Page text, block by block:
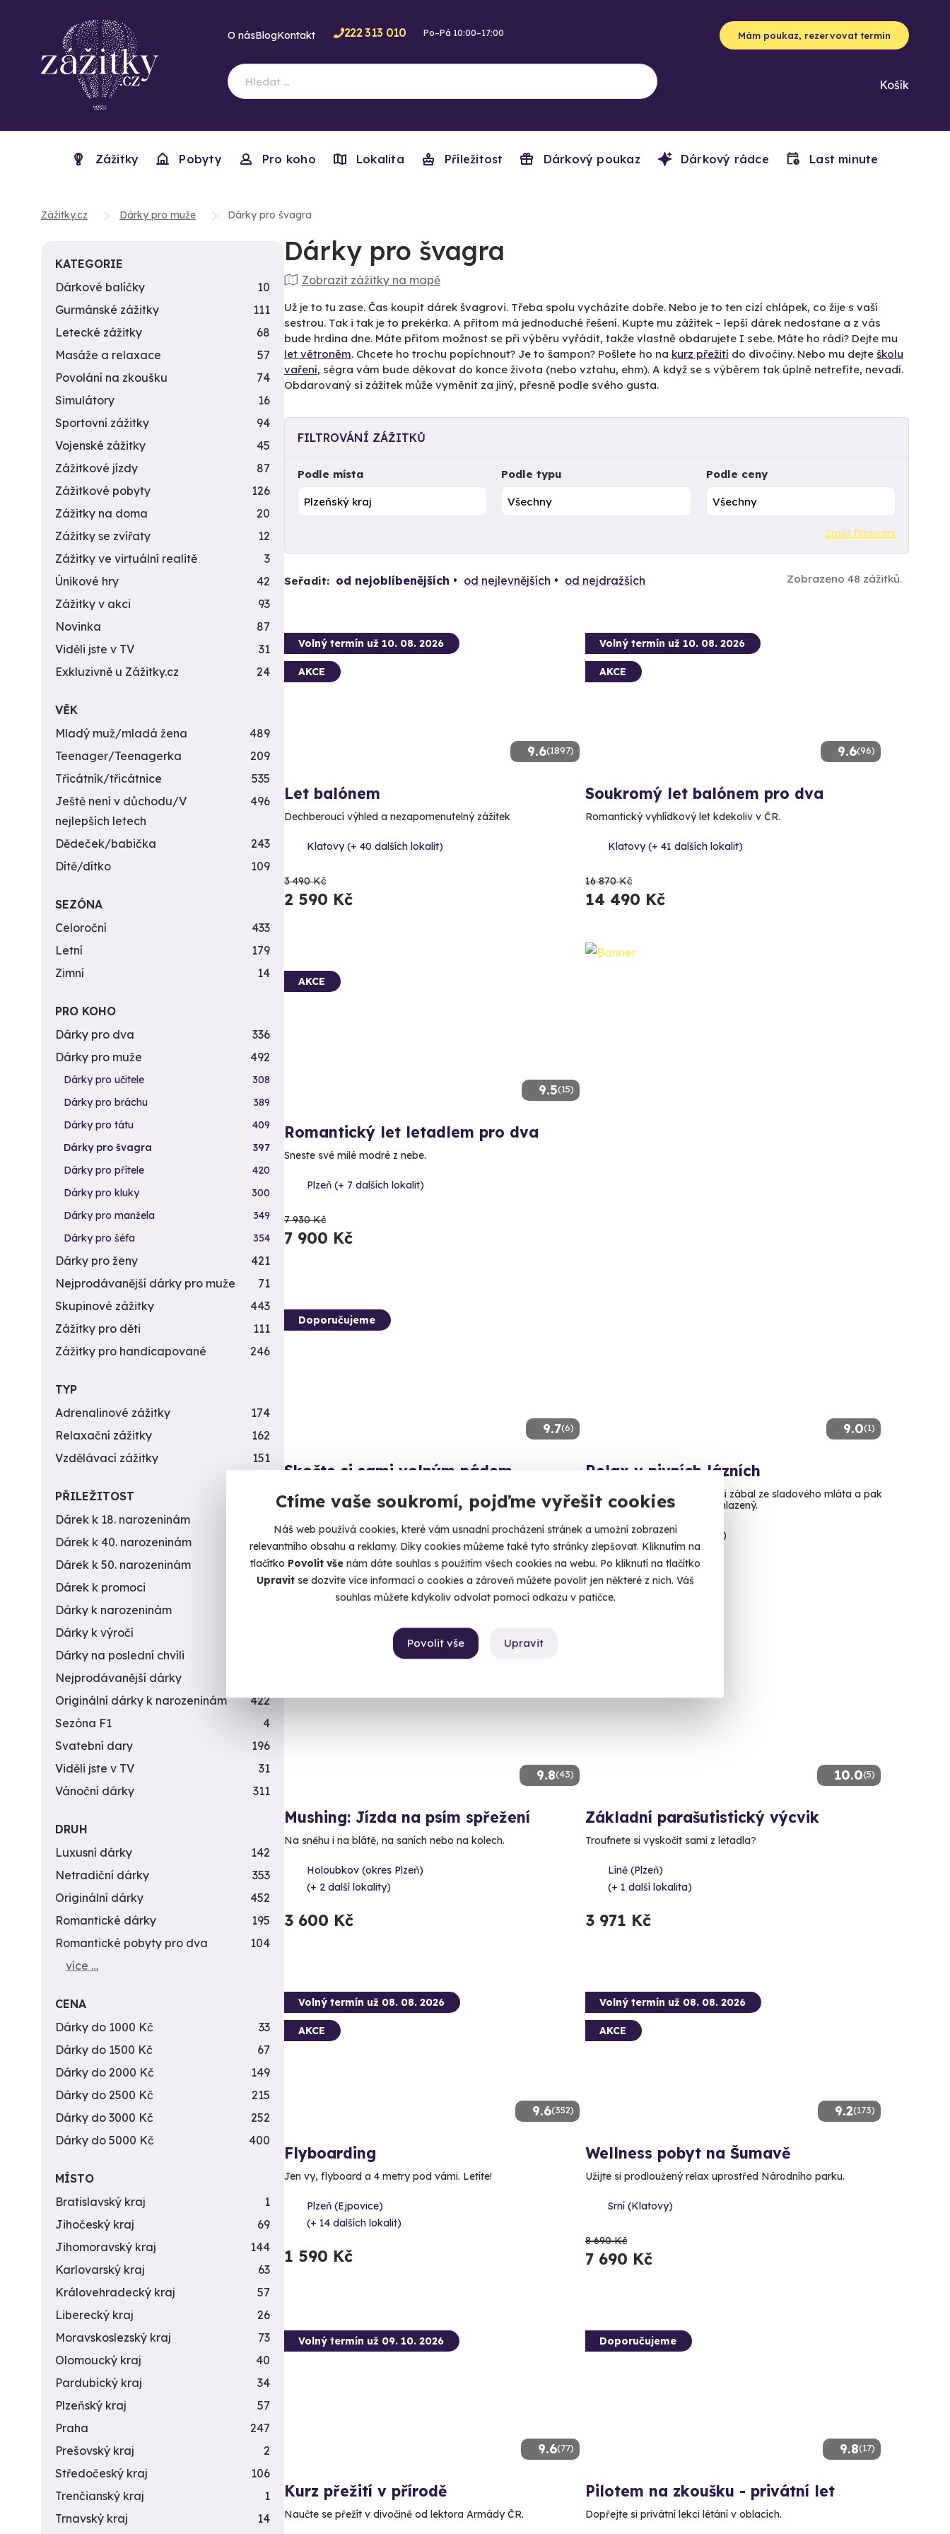
Ctíme vaše soukromí, pojďme vyřešit cookies
Náš web používá cookies, které vám usnadní procházení stránek a umožní zobrazení
relevantního obsahu a reklamy. Díky cookies můžeme také tyto stránky zlepšovat. Kliknutím na
tlačítko Povolit vše nám dáte souhlas s použitím všech cookies na webu. Po kliknutí na tlačítko
Upravitse dozvíte více informací o cookies a zároveň můžete povolit jen některé z nich. Váš
souhlas můžete kdykoliv odvolat pomocí odkazu v patičce.
Upravit
Povolit vše
O násBlogKontakt 222 313 010 Po–Pá 10:00–17:00 Mám poukaz, rezervovat termín
Košík
Zážitky Pobyty Pro koho Lokalita Příležitost Dárkový poukaz Dárkový rádce Last minute
Zážitky.cz Dárky pro muže Dárky pro švagra
Dárky pro švagra
Zobrazit zážitky na mapě
Už je to tu zase. Čas koupit dárek švagrovi. Třeba spolu vycházíte dobře. Nebo je to ten cizí chlápek, co žije s vaší
sestrou. Tak i tak je to prekérka. A přitom má jednoduché řešení. Kupte mu zážitek – lepší dárek nedostane a z vás
bude hrdina dne. Máte přitom možnost se při výběru vyřádit, takže vlastně obdarujete I sebe. Máte ho rádi? Dejte mu
let větroněm. Chcete ho trochu popíchnout? Je to šampon? Pošlete ho na kurz přežití do divočiny. Nebo mu dejte školu
vaření, ségra vám bude děkovat do konce života (nebo vztahu, ehm). A když se s výběrem tak úplně netrefíte, nevadí.
Obdarovaný si zážitek může vyměnit za jiný, přesně podle svého gusta.
FILTROVÁNÍ ZÁŽITKŮ
Podle místa Podle typu Podle ceny
Zrušit filtrování
Seřadit: od nejoblíbenějších od nejlevnějších od nejdražších Zobrazeno 48 zážitků.
9.6(1897)
Volný termín už 10. 08. 2026
AKCE
Let balónem
Dechberoucí výhled a nezapomenutelný zážitek
Klatovy (+ 40 dalších lokalit)
3 490 Kč
2 590 Kč
9.6(96)
Volný termín už 10. 08. 2026
AKCE
Soukromý let balónem pro dva
Romantický vyhlídkový let kdekoliv v ČR.
Klatovy (+ 41 dalších lokalit)
16 870 Kč
14 490 Kč
9.5(15)
AKCE
Romantický let letadlem pro dva
Sneste své milé modré z nebe.
Plzeň (+ 7 dalších lokalit)
7 930 Kč
7 900 Kč
9.7(6)
Doporučujeme
Skočte si sami volným pádem
Vyskočte sami ze 4000 metrů a užijte si volný pád a let na
padáku.
Líně (Plzeň)
(+ 3 další lokality)
8 990 Kč
9.0(1)
Relax v pivních lázních
Relaxujte v pivní lázni, dejte si zábal ze sladového mláta a pak
si zajděte ještě na jedno vychlazený.
Chodová Planá (Tachov)
2 390 Kč
9.8(43)
Mushing: Jízda na psím spřežení
Na sněhu i na blátě, na saních nebo na kolech.
Holoubkov (okres Plzeň)
(+ 2 další lokality)
3 600 Kč
10.0(5)
Základní parašutistický výcvik
Troufnete si vyskočit sami z letadla?
Líně (Plzeň)
(+ 1 další lokalita)
3 971 Kč
9.6(352)
Volný termín už 08. 08. 2026
AKCE
Flyboarding
Jen vy, flyboard a 4 metry pod vámi. Letíte!
Plzeň (Ejpovice)
(+ 14 dalších lokalit)
1 590 Kč
9.2(173)
Volný termín už 08. 08. 2026
AKCE
Wellness pobyt na Šumavě
Užijte si prodloužený relax uprostřed Národního parku.
Srní (Klatovy)
8 690 Kč
7 690 Kč
9.6(77)
Volný termín už 09. 10. 2026
Kurz přežití v přírodě
Naučte se přežít v divočině od lektora Armády ČR.
9.8(17)
Doporučujeme
Pilotem na zkoušku - privátní let
Dopřejte si privátní lekci létání v oblacích.
KATEGORIE
Dárkové balíčky
10
Gurmánské zážitky
111
Letecké zážitky
68
Masáže a relaxace
57
Povolání na zkoušku
74
Simulátory
16
Sportovní zážitky
94
Vojenské zážitky
45
Zážitkové jízdy
87
Zážitkové pobyty
126
Zážitky na doma
20
Zážitky se zvířaty
12
Zážitky ve virtuální realitě
3
Únikové hry
42
Zážitky v akci
93
Novinka
87
Viděli jste v TV
31
Exkluzivně u Zážitky.cz
24
VĚK
Mladý muž/mladá žena
489
Teenager/Teenagerka
209
Třicátník/třicátnice
535
Ještě není v důchodu/V
nejlepších letech
496
Dědeček/babička
243
Dítě/dítko
109
SEZÓNA
Celoroční
433
Letní
179
Zimní
14
PRO KOHO
Dárky pro dva
336
Dárky pro muže
492
Dárky pro učitele
308
Dárky pro bráchu
389
Dárky pro tátu
409
Dárky pro švagra
397
Dárky pro přítele
420
Dárky pro kluky
300
Dárky pro manžela
349
Dárky pro šéfa
354
Dárky pro ženy
421
Nejprodávanější dárky pro muže
71
Skupinové zážitky
443
Zážitky pro děti
111
Zážitky pro handicapované
246
TYP
Adrenalinové zážitky
174
Relaxační zážitky
162
Vzdělávací zážitky
151
PŘILEŽITOST
Dárek k 18. narozeninám
Dárek k 40. narozeninám
453
Dárek k 50. narozeninám
378
Dárek k promoci
245
Dárky k narozeninám
Dárky k výročí
Dárky na poslední chvíli
Nejprodávanější dárky
Originální dárky k narozeninám
422
Sezóna F1
4
Svatební dary
196
Viděli jste v TV
31
Vánoční dárky
311
DRUH
Luxusní dárky
142
Netradiční dárky
353
Originální dárky
452
Romantické dárky
195
Romantické pobyty pro dva
104
více …
CENA
Dárky do 1000 Kč
33
Dárky do 1500 Kč
67
Dárky do 2000 Kč
149
Dárky do 2500 Kč
215
Dárky do 3000 Kč
252
Dárky do 5000 Kč
400
MÍSTO
Bratislavský kraj
1
Jihočeský kraj
69
Jihomoravský kraj
144
Karlovarský kraj
63
Královehradecký kraj
57
Liberecký kraj
26
Moravskoslezský kraj
73
Olomoucký kraj
40
Pardubický kraj
34
Plzeňský kraj
57
Praha
247
Prešovský kraj
2
Středočeský kraj
106
Trenčianský kraj
1
Trnavský kraj
14